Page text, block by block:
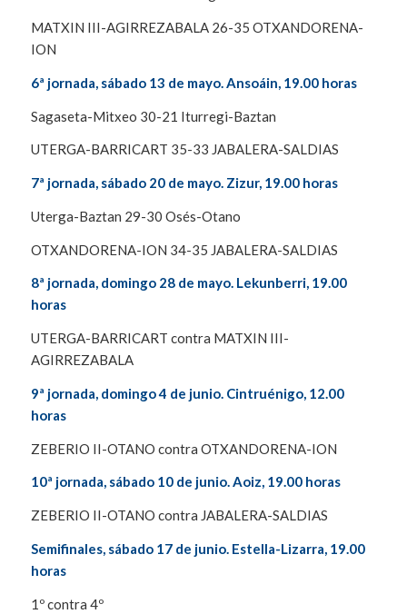
MATXIN III-AGIRREZABALA 26-35 OTXANDORENA-
ION
6ª jornada, sábado 13 de mayo. Ansoáin, 19.00 horas
Sagaseta-Mitxeo 30-21 Iturregi-Baztan
UTERGA-BARRICART 35-33 JABALERA-SALDIAS
7ª jornada, sábado 20 de mayo. Zizur, 19.00 horas
Uterga-Baztan 29-30 Osés-Otano
OTXANDORENA-ION 34-35 JABALERA-SALDIAS
8ª jornada, domingo 28 de mayo. Lekunberri, 19.00
horas
UTERGA-BARRICART contra MATXIN III-
AGIRREZABALA
9ª jornada, domingo 4 de junio. Cintruénigo, 12.00
horas
ZEBERIO II-OTANO contra OTXANDORENA-ION
10ª jornada, sábado 10 de junio. Aoiz, 19.00 horas
ZEBERIO II-OTANO contra JABALERA-SALDIAS
Semifinales, sábado 17 de junio. Estella-Lizarra, 19.00
horas
1º contra 4º